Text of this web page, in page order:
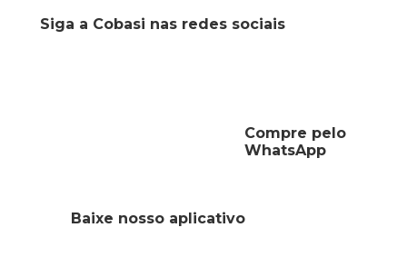
Siga a Cobasi nas redes sociais
Compre pelo
WhatsApp
Baixe nosso aplicativo